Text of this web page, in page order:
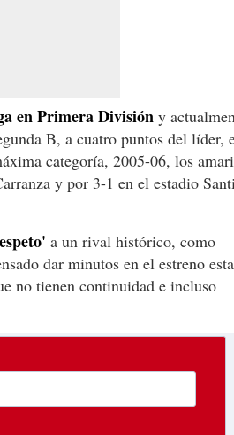
en Primera División y
B, a cuatro puntos del líder,
categoría, 2005-06, los
y por 3-1 en el estadio
a un rival histórico, como
dar minutos en el estreno esta
no tienen continuidad e incluso